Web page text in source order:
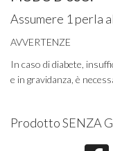
Assumere 1 perla
AVVERTENZE
In caso di diabete,
e in gravidanza, è
Prodotto SENZA